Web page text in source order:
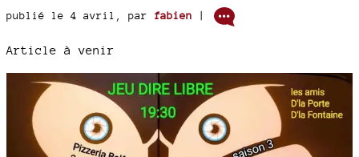
publié le 4 avril , par fabien |
Article à venir